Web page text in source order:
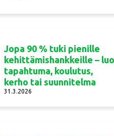
Jopa 90 % tuki pienille
kehittämishankkeille –
tapahtuma, koulutus,
kerho tai suunnitelma
31.3.2026